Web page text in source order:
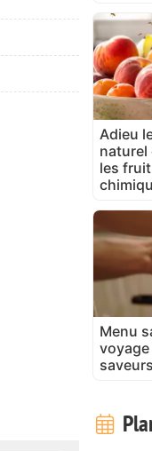
Adieu
naturel
les
Menu